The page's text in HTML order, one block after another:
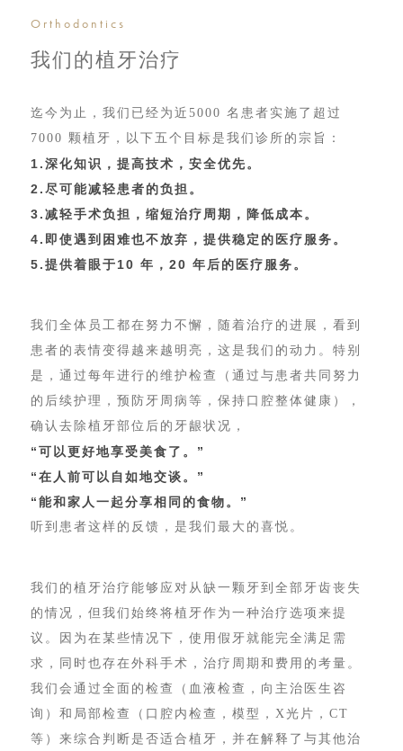
Orthodontics
我们的植⽛治疗
迄今为⽌，我们已经为近5000 名患者实施了超过
7000 颗植⽛，以下五个⽬标是我们诊所的宗旨：
1.深化知识，提⾼技术，安全优先。
2.尽可能减轻患者的负担。
3.减轻⼿术负担，缩短治疗周期，降低成本。
4.即使遇到困难也不放弃，提供稳定的医疗服务。
5.提供着眼于10 年，20 年后的医疗服务。
我们全体员⼯都在努⼒不懈，随着治疗的进展，看到
患者的表情变得越来越明亮，这是我们的动⼒。特别
是，通过每年进⾏的维护检查（通过与患者共同努⼒
的后续护理，预防⽛周病等，保持⼝腔整体健康），
确认去除植⽛部位后的⽛龈状况，
“可以更好地享受美⾷了。”
“在⼈前可以⾃如地交谈。”
“能和家⼈⼀起分享相同的⾷物。”
听到患者这样的反馈，是我们最⼤的喜悦。
我们的植⽛治疗能够应对从缺⼀颗⽛到全部⽛齿丧失
的情况，但我们始终将植⽛作为⼀种治疗选项来提
议。因为在某些情况下，使⽤假⽛就能完全满⾜需
求，同时也存在外科⼿术，治疗周期和费⽤的考量。
我们会通过全⾯的检查（⾎液检查，向主治医⽣咨
询）和局部检查（⼝腔内检查，模型，X光⽚，CT
等）来综合判断是否适合植⽛，并在解释了与其他治